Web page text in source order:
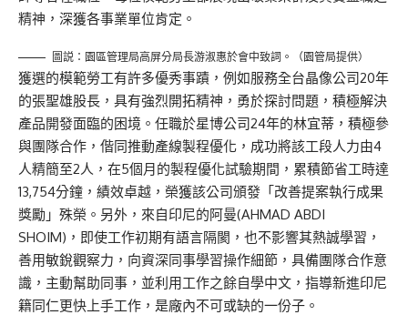
精神，深獲各事業單位肯定。
圖説：園區管理局高屏分局長游淑惠於會中致詞。（園管局提供）
獲選的模範勞工有許多優秀事蹟，例如服務全台晶像公司20年
的張聖雄股長，具有強烈開拓精神，勇於探討問題，積極解決
產品開發面臨的困境。任職於星博公司24年的林宜蒂，積極參
與團隊合作，偕同推動產線製程優化，成功將該工段人力由4
人精簡至2人，在5個月的製程優化試驗期間，累積節省工時達
13,754分鐘，績效卓越，榮獲該公司頒發「改善提案執行成果
獎勵」殊榮。另外，來自印尼的阿曼(AHMAD ABDI
SHOIM)，即使工作初期有語言隔閡，也不影響其熱誠學習，
善用敏銳觀察力，向資深同事學習操作細節，具備團隊合作意
識，主動幫助同事，並利用工作之餘自學中文，指導新進印尼
籍同仁更快上手工作，是廠內不可或缺的一份子。